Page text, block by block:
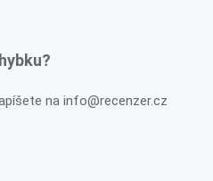
na info@recenzer.cz